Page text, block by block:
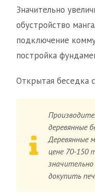
Значительно
обустройство
подключение
постройка
Открытая беседка
деревянные
Деревянные
цене 70-150
докупить